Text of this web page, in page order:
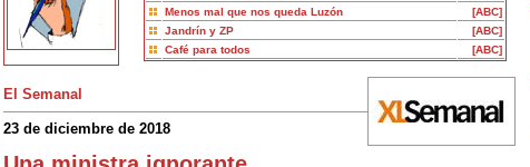
Menos mal que nos queda Luzón
[ABC]
Jandrín y ZP
[ABC]
Café para todos
[ABC]
El Semanal
23 de diciembre de 2018